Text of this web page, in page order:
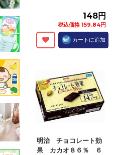
148円
税込価格 159.84円
カートに追加
明治 チョコレート効
果 カカオ８６％ ６